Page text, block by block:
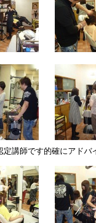
定講師です的確にアドバ